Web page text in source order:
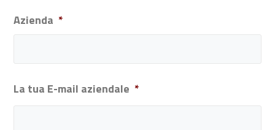
Azienda *
La tua E-mail aziendale *